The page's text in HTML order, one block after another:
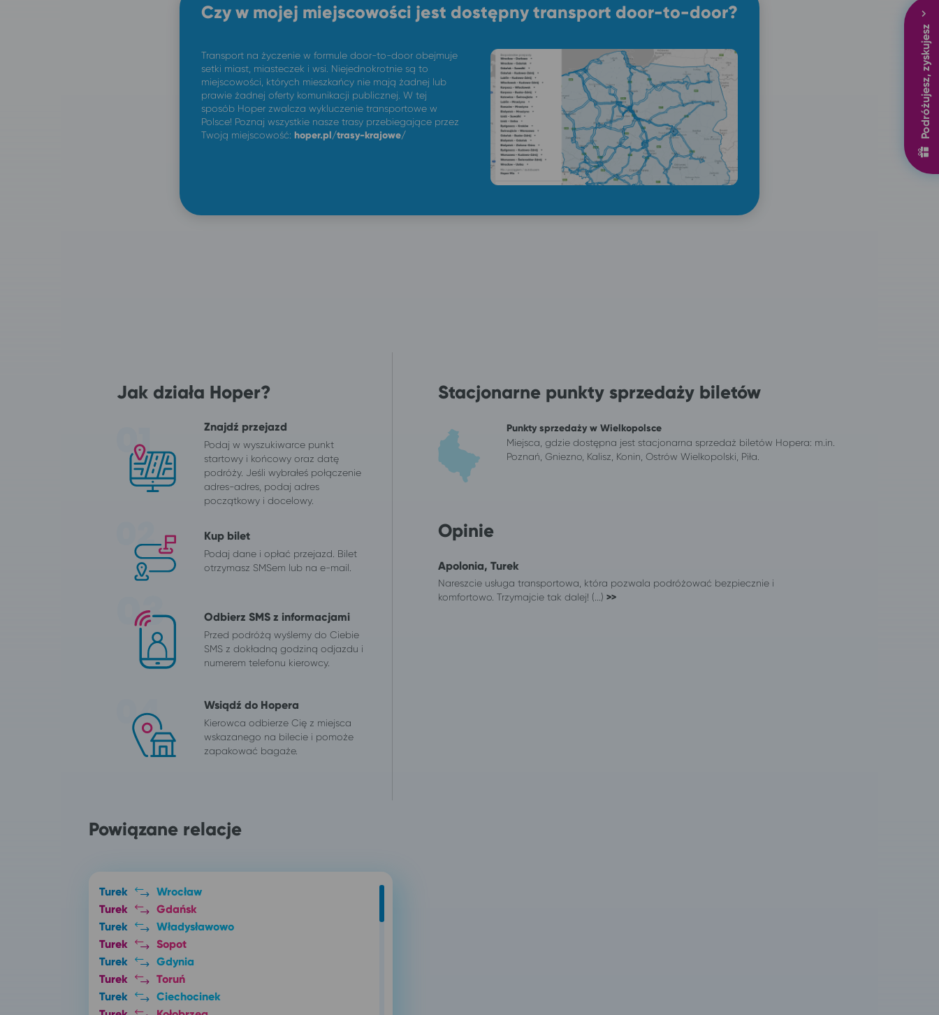
Podróżujesz, zyskujesz
Czy w mojej miejscowości jest dostępny transport door-to-door?
Transport na życzenie w formule door-to-door obejmuje
setki miast, miasteczek i wsi. Niejednokrotnie są to
miejscowości, których mieszkańcy nie mają żadnej lub
prawie żadnej oferty komunikacji publicznej. W tej
sposób Hoper zwalcza wykluczenie transportowe w
Polsce! Poznaj wszystkie nasze trasy przebiegające przez
Twoją miejscowość: hoper.pl/trasy-krajowe/
Jak działa Hoper?
Znajdź przejazd
Podaj w wyszukiwarce punkt
startowy i końcowy oraz datę
podróży. Jeśli wybrałeś połączenie
adres-adres, podaj adres
początkowy i docelowy.
Kup bilet
Podaj dane i opłać przejazd. Bilet
otrzymasz SMSem lub na e-mail.
Odbierz SMS z informacjami
Przed podróżą wyślemy do Ciebie
SMS z dokładną godziną odjazdu i
numerem telefonu kierowcy.
Wsiądź do Hopera
Kierowca odbierze Cię z miejsca
wskazanego na bilecie i pomoże
zapakować bagaże.
Powiązane relacje
Turek
Wrocław
Turek
Gdańsk
Turek
Władysławowo
Turek
Sopot
Turek
Gdynia
Turek
Toruń
Turek
Ciechocinek
Stacjonarne punkty sprzedaży biletów
Punkty sprzedaży w Wielkopolsce
Miejsca, gdzie dostępna jest stacjonarna sprzedaż biletów Hopera: m.in.
Poznań, Gniezno, Kalisz, Konin, Ostrów Wielkopolski, Piła.
Opinie
Apolonia, Turek
Nareszcie usługa transportowa, która pozwala podróżować bezpiecznie i
komfortowo. Trzymajcie tak dalej! (...) >>